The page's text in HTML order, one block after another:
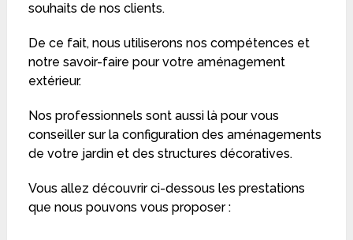
souhaits de nos clients.
De ce fait, nous utiliserons nos compétences et
notre savoir-faire pour votre aménagement
extérieur.
Nos professionnels sont aussi là pour vous
conseiller sur la configuration des aménagements
de votre jardin et des structures décoratives.
Vous allez découvrir ci-dessous les prestations
que nous pouvons vous proposer :